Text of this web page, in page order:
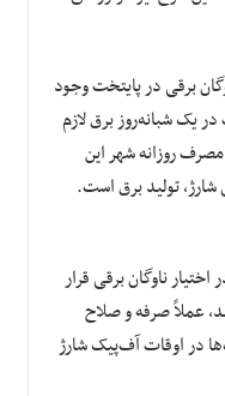
برقی در پایتخت وجود
تاکسی برقی و ۴۰۰ هزار موتورسیکلت برقی، ۵۳۰ مگاوات در یک شبانه‌روز برق لازم
یک‌دهم مصرف روزانه شهر این
تولید برق است.
ناوگان برقی قرار
عملاً صرفه و صلاح
در اوقات آف‌پیک شارژ